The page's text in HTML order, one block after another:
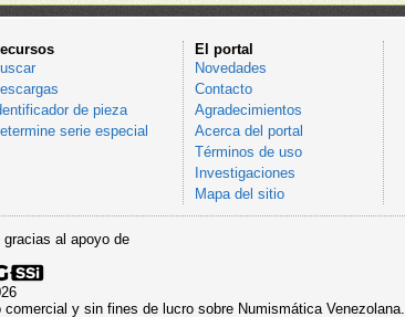
de pieza
serie especial
El portal
Novedades
Contacto
Agradecimientos
Acerca del portal
Términos de uso
Investigaciones
Mapa del sitio
al apoyo de
y sin fines de lucro sobre Numismática Venezolana.